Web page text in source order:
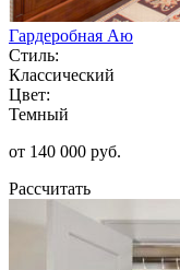
Гардеробная Аю
Стиль:
Классический
Цвет:
Темный
от 140 000 руб.
Рассчитать